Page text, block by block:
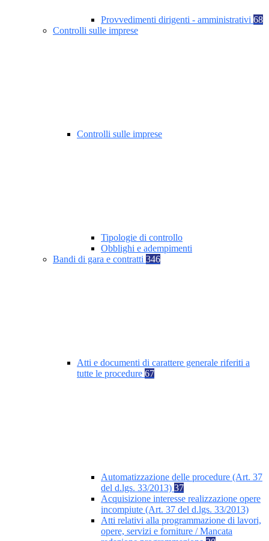
Provvedimenti dirigenti - amministrativi 68
Controlli sulle imprese
Controlli sulle imprese
Tipologie di controllo
Obblighi e adempimenti
Bandi di gara e contratti 346
Atti e documenti di carattere generale riferiti a
tutte le procedure 67
Automatizzazione delle procedure (Art. 37
del d.lgs. 33/2013) 37
Acquisizione interesse realizzazione opere
incompiute (Art. 37 del d.lgs. 33/2013)
Atti relativi alla programmazione di lavori,
opere, servizi e forniture / Mancata